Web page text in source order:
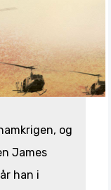
og
James
han i